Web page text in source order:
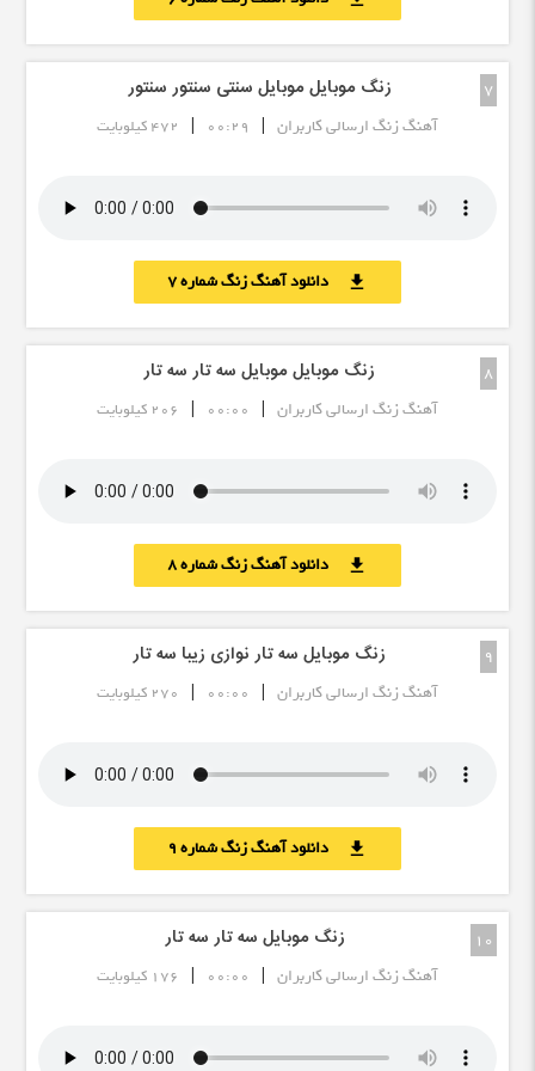
7 زنگ موبایل موبایل سنتی سنتور سنتور
آهنگ زنگ ارسالی کاربران |
00:29
| 472 کیلوبایت
download دانلود آهنگ زنگ شماره 7
8 زنگ موبایل موبایل سه تار سه تار
آهنگ زنگ ارسالی کاربران |
00:00
| 206 کیلوبایت
download دانلود آهنگ زنگ شماره 8
9 زنگ موبایل سه تار نوازی زیبا سه تار
آهنگ زنگ ارسالی کاربران |
00:00
| 270 کیلوبایت
download دانلود آهنگ زنگ شماره 9
10 زنگ موبایل سه تار سه تار
آهنگ زنگ ارسالی کاربران |
00:00
| 176 کیلوبایت